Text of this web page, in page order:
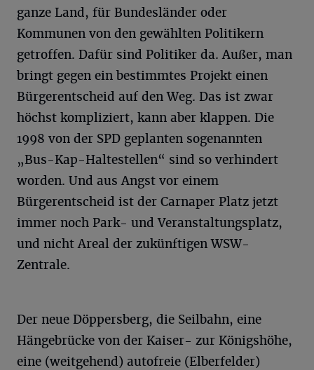
ganze Land, für Bundesländer oder
Kommunen von den gewählten Politikern
getroffen. Dafür sind Politiker da. Außer, man
bringt gegen ein bestimmtes Projekt einen
Bürgerentscheid auf den Weg. Das ist zwar
höchst kompliziert, kann aber klappen. Die
1998 von der SPD geplanten sogenannten
„Bus-Kap-Haltestellen“ sind so verhindert
worden. Und aus Angst vor einem
Bürgerentscheid ist der Carnaper Platz jetzt
immer noch Park- und Veranstaltungsplatz,
und nicht Areal der zukünftigen WSW-
Zentrale.
Der neue Döppersberg, die Seilbahn, eine
Hängebrücke von der Kaiser- zur Königshöhe,
eine (weitgehend) autofreie (Elberfelder)